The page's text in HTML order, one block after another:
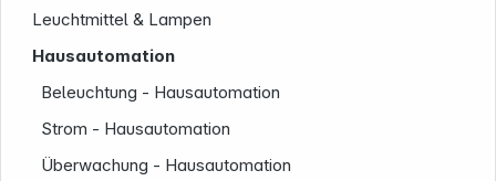
Leuchtmittel & Lampen
Hausautomation
Beleuchtung - Hausautomation
Strom - Hausautomation
Überwachung - Hausautomation